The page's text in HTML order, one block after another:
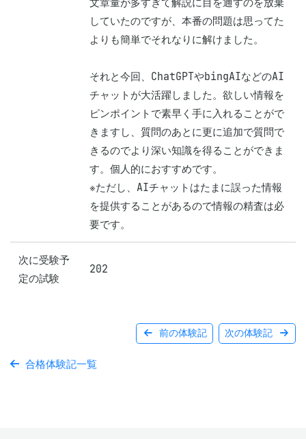
していたのですが、本番の問題は思ってた
よりも簡単でそれなりに解けました。
それと今回、ChatGPTやbingAIなどのAI
チャットが大活躍しました。欲しい情報を
ピンポイントで素早く手に入れることがで
きますし、質問のあとに更に追加で質問で
きるのでより深い知識を得ることができま
す。個人的におすすめです。
※ただし、AIチャットはたまに誤った情報
を提供することがあるので情報の精査は必
要です。
次に受験予
定の試験
202
前の体験記 次の体験記
合格体験記一覧